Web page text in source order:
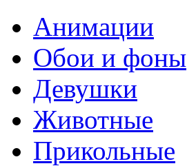
Анимации
Обои и фоны
Девушки
Животные
Прикольные